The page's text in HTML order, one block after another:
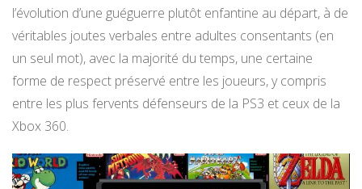
l’évolution d’une guéguerre plutôt enfantine au départ, à de
véritables joutes verbales entre adultes consentants (en
un seul mot), avec la majorité du temps, une certaine
forme de respect préservé entre les joueurs, y compris
entre les plus fervents défenseurs de la PS3 et ceux de la
Xbox 360.